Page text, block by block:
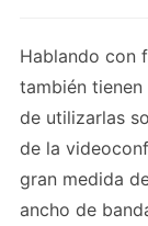
Hablando con
también tienen
de utilizarlas
de la
gran medida
ancho de